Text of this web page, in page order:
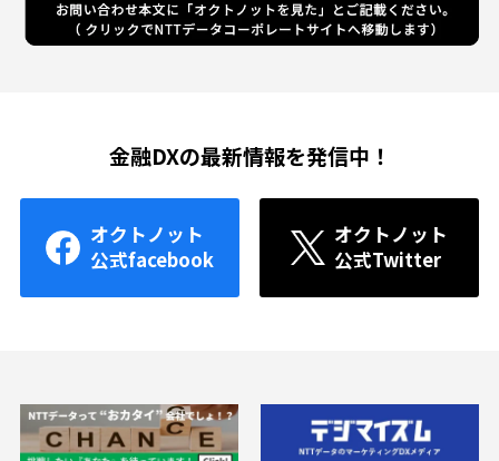
金融DXの最新情報を発信中！
オクトノット
公式facebook
オクトノット
公式Twitter